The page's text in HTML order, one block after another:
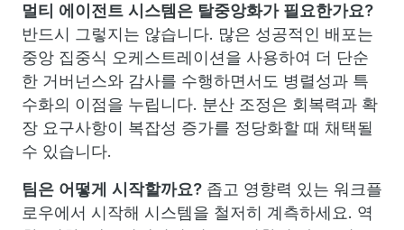
멀티 에이전트 시스템은 탈중앙화가 필요한가요?
반드시 그렇지는 않습니다. 많은 성공적인 배포는
중앙 집중식 오케스트레이션을 사용하여 더 단순
한 거버넌스와 감사를 수행하면서도 병렬성과 특
수화의 이점을 누립니다. 분산 조정은 회복력과 확
장 요구사항이 복잡성 증가를 정당화할 때 채택될
수 있습니다.
팀은 어떻게 시작할까요? 좁고 영향력 있는 워크플
로우에서 시작해 시스템을 철저히 계측하세요. 역